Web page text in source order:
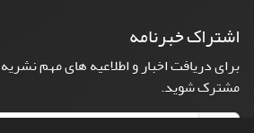
اشتراک خبرنامه
برای دریافت اخبار و اطلاعیه های مهم
مشترک شوید.